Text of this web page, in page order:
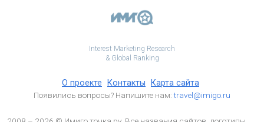
Interest Marketing Research
& Global Ranking
О проекте Контакты Карта сайта
Появились вопросы? Напишите нам:travel@imigo.ru